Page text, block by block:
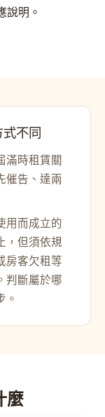
說明。
不同
滿時租賃關
催告、達兩
用而成立的
，但須依規
房客欠租等
判斷屬於哪
。
麼